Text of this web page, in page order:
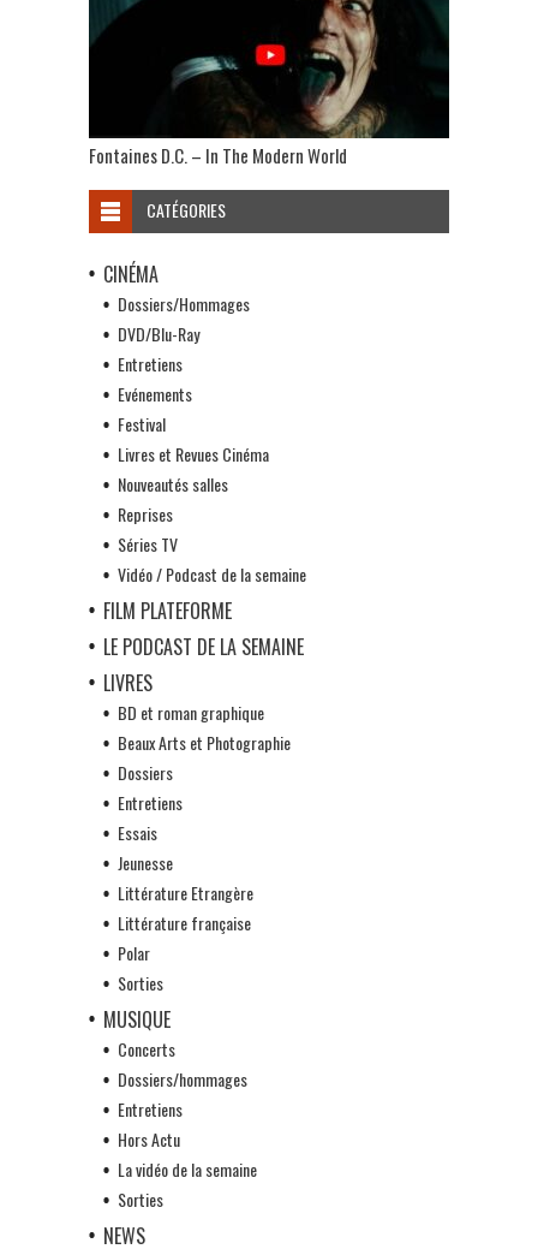
Fontaines D.C. – In The Modern World
CATÉGORIES
CINÉMA
Dossiers/Hommages
DVD/Blu-Ray
Entretiens
Evénements
Festival
Livres et Revues Cinéma
Nouveautés salles
Reprises
Séries TV
Vidéo / Podcast de la semaine
FILM PLATEFORME
LE PODCAST DE LA SEMAINE
LIVRES
BD et roman graphique
Beaux Arts et Photographie
Dossiers
Entretiens
Essais
Jeunesse
Littérature Etrangère
Littérature française
Polar
Sorties
MUSIQUE
Concerts
Dossiers/hommages
Entretiens
Hors Actu
La vidéo de la semaine
Sorties
NEWS